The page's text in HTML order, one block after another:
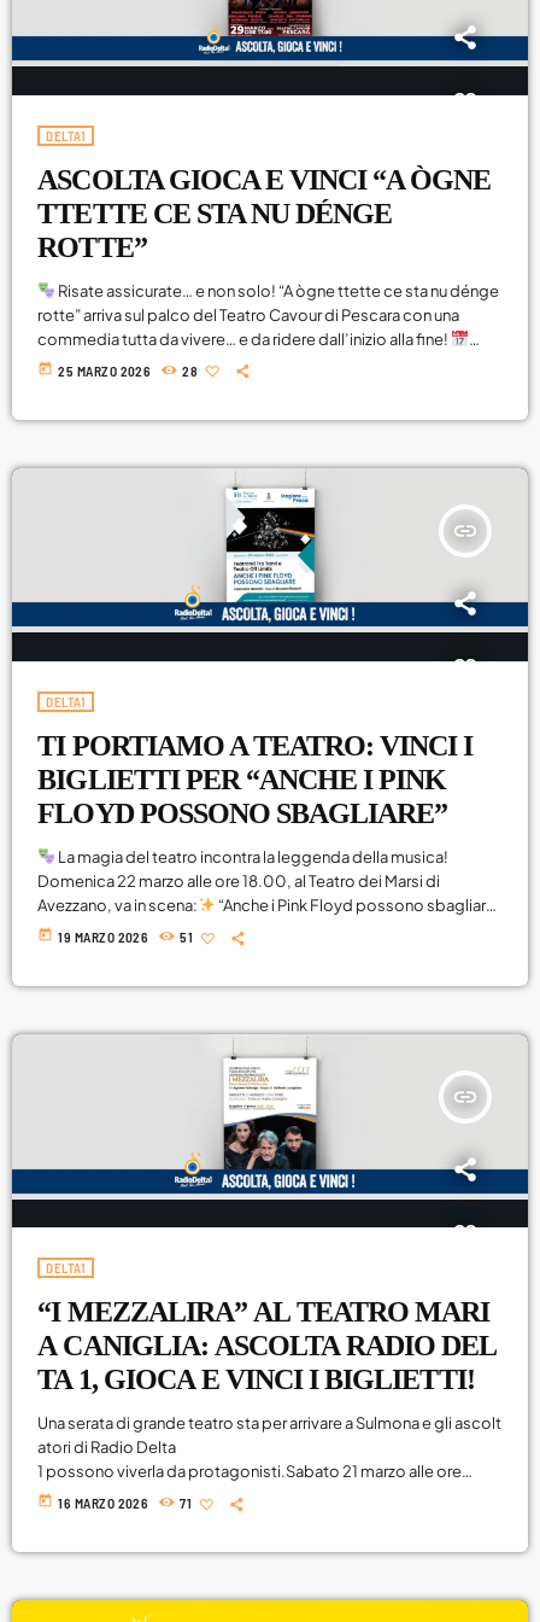
Viaggi
DELTA1
ASCOLTA GIOCA E VINCI “A ÒGNE
TTETTE CE STA NU DÉNGE
ROTTE”
Risate assicurate… e non solo! “A ògne ttette ce sta nu dénge
rotte” arriva sul palco del Teatro Cavour di Pescara con una
commedia tutta da vivere… e da ridere dall’inizio alla fine!
Domenica 29 marzo
Ore 17:00
today 25 MARZO 2026 28
insert_link
DELTA1
TI PORTIAMO A TEATRO: VINCI I
BIGLIETTI PER “ANCHE I PINK
FLOYD POSSONO SBAGLIARE”
La magia del teatro incontra la leggenda della musica!
Domenica 22 marzo alle ore 18.00, al Teatro dei Marsi di
Avezzano, va in scena:
“Anche i Pink Floyd possono sbagliare”
Uno spettacolo originale, sorprendente e tutto da vivere…
today 19 MARZO 2026 51
insert_link
DELTA1
“I MEZZALIRA” AL TEATRO MARI
A CANIGLIA: ASCOLTA RADIO DEL
TA 1, GIOCA E VINCI I BIGLIETTI!
Una serata di grande teatro sta per arrivare a Sulmona e gli ascolt
atori di Radio Delta
1 possono viverla da protagonisti.Sabato 21 marzo alle ore
21:00, il Teatro Maria Caniglia ospiterà lo spettacolo “I Mezzalira
ettacolo ironico, intelligente e ricco di ritmo che racconta con l
eggerezza e profondità le dinamiche della vita quotidiana, tra re
today 16 MARZO 2026 71